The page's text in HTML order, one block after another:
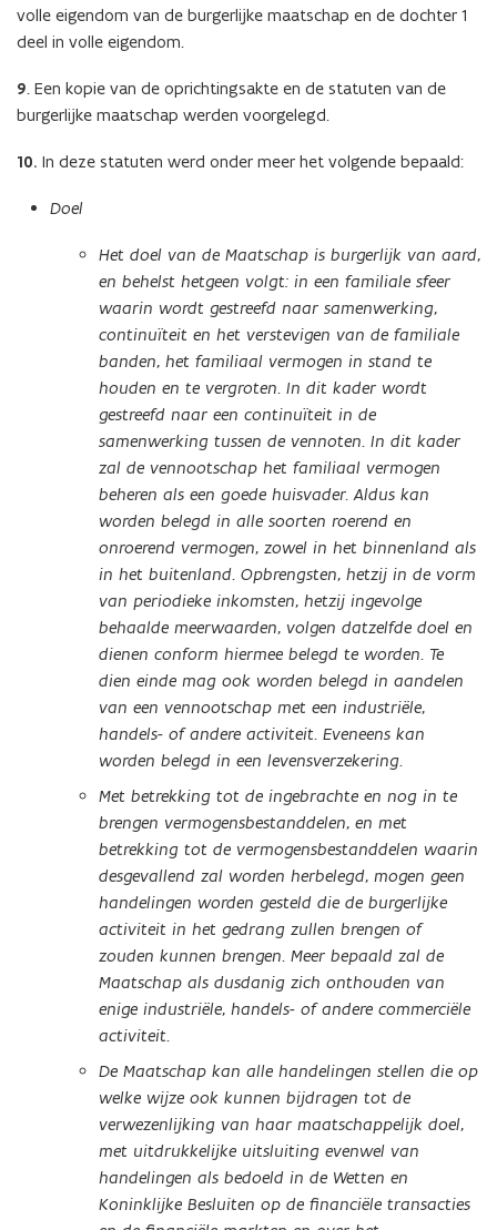
volle eigendom van de burgerlijke maatschap en de dochter 1
deel in volle eigendom.
9. Een kopie van de oprichtingsakte en de statuten van de
burgerlijke maatschap werden voorgelegd.
10. In deze statuten werd onder meer het volgende bepaald:
Doel
Het doel van de Maatschap is burgerlijk van aard,
en behelst hetgeen volgt: in een familiale sfeer
waarin wordt gestreefd naar samenwerking,
continuïteit en het verstevigen van de familiale
banden, het familiaal vermogen in stand te
houden en te vergroten. In dit kader wordt
gestreefd naar een continuïteit in de
samenwerking tussen de vennoten. In dit kader
zal de vennootschap het familiaal vermogen
beheren als een goede huisvader. Aldus kan
worden belegd in alle soorten roerend en
onroerend vermogen, zowel in het binnenland als
in het buitenland. Opbrengsten, hetzij in de vorm
van periodieke inkomsten, hetzij ingevolge
behaalde meerwaarden, volgen datzelfde doel en
dienen conform hiermee belegd te worden. Te
dien einde mag ook worden belegd in aandelen
van een vennootschap met een industriële,
handels- of andere activiteit. Eveneens kan
worden belegd in een levensverzekering.
Met betrekking tot de ingebrachte en nog in te
brengen vermogensbestanddelen, en met
betrekking tot de vermogensbestanddelen waarin
desgevallend zal worden herbelegd, mogen geen
handelingen worden gesteld die de burgerlijke
activiteit in het gedrang zullen brengen of
zouden kunnen brengen. Meer bepaald zal de
Maatschap als dusdanig zich onthouden van
enige industriële, handels- of andere commerciële
activiteit.
De Maatschap kan alle handelingen stellen die op
welke wijze ook kunnen bijdragen tot de
verwezenlijking van haar maatschappelijk doel,
met uitdrukkelijke uitsluiting evenwel van
handelingen als bedoeld in de Wetten en
Koninklijke Besluiten op de financiële transacties